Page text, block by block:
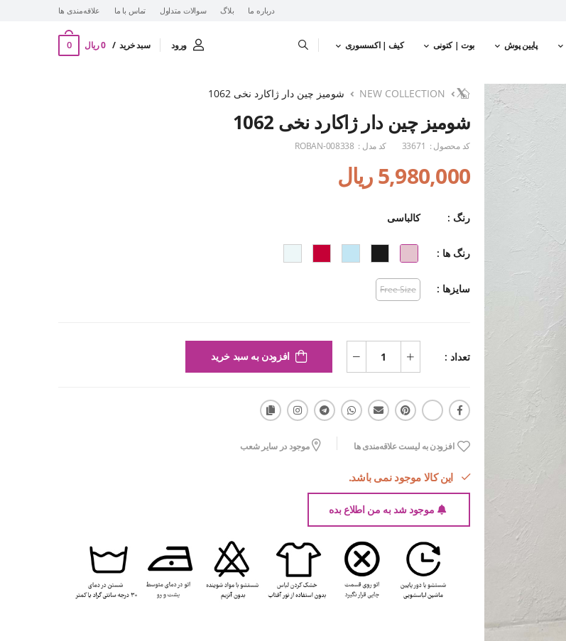
درباره ما بلاگ سوالات متداول تماس با ما ‌علاقه‌مندی ها
پایین پوش بوت | کتونی کیف | اکسسوری ورود سبد خرید 0 ریال 0
NEW COLLECTION شومیز چین دار ژاکارد نخی 1062
شومیز چین دار ژاکارد نخی 1062
کد محصول : 33671 کد مدل : ROBAN-008338
5,980,000 ریال
رنگ : کالباسی
رنگ ها :
سایزها : Free Size
تعداد : افزودن به سبد خرید
افزودن به لیست علاقه‌مندی ها موجود در سایر شعب
این کالا موجود نمی باشد.
موجود شد به من اطلاع بده